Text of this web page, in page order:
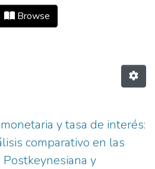
Economía, Vol. 13,
Browse
y tasa de interés:
comparativo en las
y